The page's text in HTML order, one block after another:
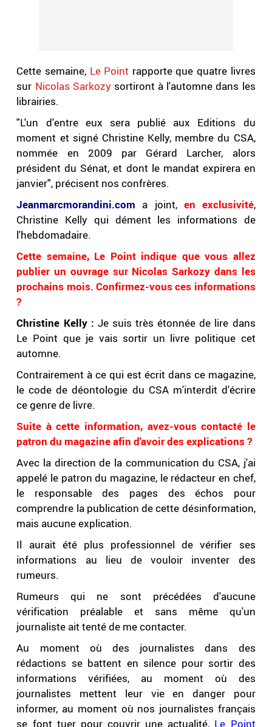
Cette semaine, Le Point rapporte que quatre livres
sur Nicolas Sarkozysortiront à l'automne dans les
librairies.
"L'un d'entre eux sera publié aux Editions du
moment et signé Christine Kelly, membre du CSA,
nommée en 2009 par Gérard Larcher, alors
président du Sénat, et dont le mandat expirera en
janvier", précisent nos confrères.
Jeanmarcmorandini.com a joint, en exclusivité,
Christine Kelly qui dément les informations de
l'hebdomadaire.
Cette semaine, Le Point indique que vous allez
publier un ouvrage sur Nicolas Sarkozy dans les
prochains mois. Confirmez-vous ces informations
?
Christine Kelly : Je suis très étonnée de lire dans
Le Point que je vais sortir un livre politique cet
automne.
Contrairement à ce qui est écrit dans ce magazine,
le code de déontologie du CSA m'interdit d'écrire
ce genre de livre.
Suite à cette information, avez-vous contacté le
patron du magazine afin d'avoir des explications ?
Avec la direction de la communication du CSA, j'ai
appelé le patron du magazine, le rédacteur en chef,
le responsable des pages des échos pour
comprendre la publication de cette désinformation,
mais aucune explication.
Il aurait été plus professionnel de vérifier ses
informations au lieu de vouloir inventer des
rumeurs.
Rumeurs qui ne sont précédées d'aucune
vérification préalable et sans même qu'un
journaliste ait tenté de me contacter.
Au moment où des journalistes dans des
rédactions se battent en silence pour sortir des
informations vérifiées, au moment où des
journalistes mettent leur vie en danger pour
informer, au moment où nos journalistes français
se font tuer pour couvrir une actualité, Le Point